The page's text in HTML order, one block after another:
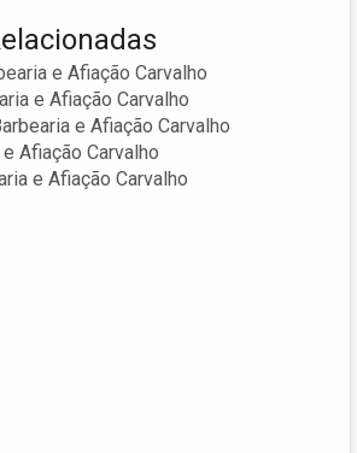
e Afiação Carvalho
e Afiação Carvalho
e Afiação Carvalho
Afiação Carvalho
e Afiação Carvalho